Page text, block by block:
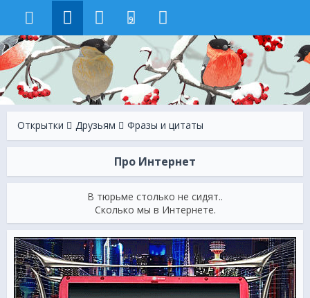
9
Открытки Друзьям Фразы и цитаты
Про Интернет
В тюрьме столько не сидят..
Сколько мы в Интернете.